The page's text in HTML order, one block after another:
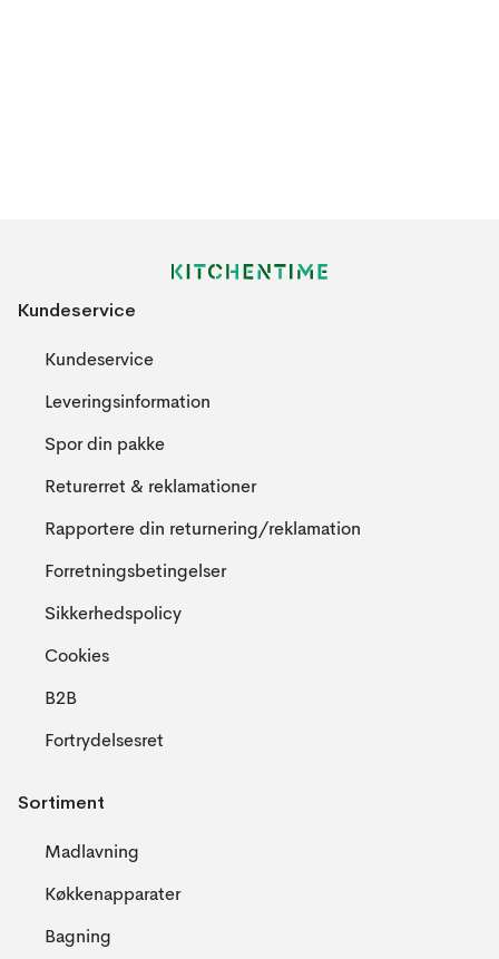
Kundeservice
Kundeservice
Leveringsinformation
Spor din pakke
Returerret & reklamationer
Rapportere din returnering/reklamation
Forretningsbetingelser
Sikkerhedspolicy
Cookies
B2B
Fortrydelsesret
Sortiment
Madlavning
Køkkenapparater
Bagning